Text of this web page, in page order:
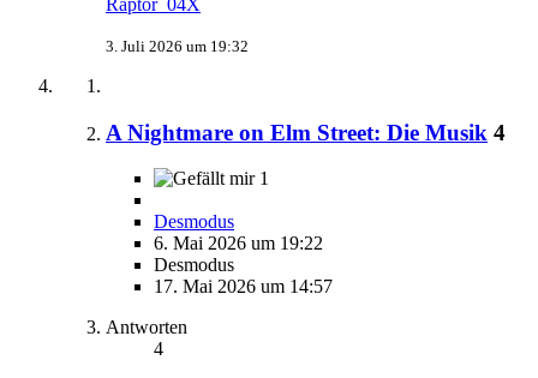
3. Juli 2026 um 19:32
A Nightmare on Elm Street: Die Musik 4
1
Desmodus
6. Mai 2026 um 19:22
Desmodus
17. Mai 2026 um 14:57
Antworten
4